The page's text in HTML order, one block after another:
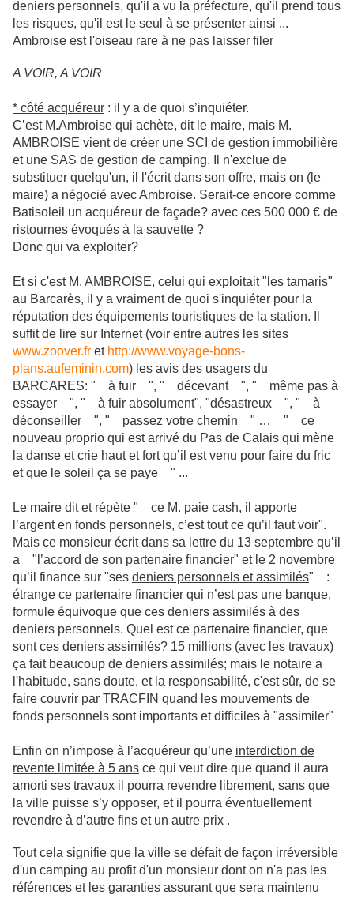
deniers personnels, qu'il a vu la préfecture, qu'il prend tous
les risques , qu'il est le seul à se présenter ainsi ...
Ambroise est l'oiseau rare à ne pas laisser filer
A VOIR, A VOIR
* côté acquéreur : il y a de quoi s’inquiéter.
C’est M.Ambroise qui achète, dit le maire, mais M.
AMBROISE vient de créer une SCI de gestion immobilière
et une SAS de gestion de camping. Il n'exclue de
substituer quelqu'un, il l'écrit dans son offre, mais on (le
maire) a négocié avec Ambroise. Serait-ce encore comme
Batisoleil un acquéreur de façade? avec ces 500 000 € de
ristournes évoqués à la sauvette ?
Donc qui va exploiter?
Et si c'est M. AMBROISE, celui qui exploitait "les tamaris"
au Barcarès, il y a vraiment de quoi s'inquiéter pour la
réputation des équipements touristiques de la station. Il
suffit de lire sur Internet (voir entre autres les sites
www.zoover.fr et http://www.voyage-bons-
plans.aufeminin.com) les avis des usagers du
BARCARES: " à fuir ", " décevant ", " même pas à
essayer ", " à fuir absolument", "désastreux ", " à
déconseiller ", " passez votre chemin " … " ce
nouveau proprio qui est arrivé du Pas de Calais qui mène
la danse et crie haut et fort qu’il est venu pour faire du fric
et que le soleil ça se paye " ...
Le maire dit et répète " ce M. paie cash, il apporte
l’argent en fonds personnels, c’est tout ce qu’il faut voir".
Mais ce monsieur écrit dans sa lettre du 13 septembre qu’il
a "l’accord de son partenaire financier" et le 2 novembre
qu’il finance sur "ses deniers personnels et assimilés" :
étrange ce partenaire financier qui n’est pas une banque,
formule équivoque que ces deniers assimilés à des
deniers personnels. Quel est ce partenaire financier, que
sont ces deniers assimilés? 15 millions (avec les travaux)
ça fait beaucoup de deniers assimilés; mais le notaire a
l'habitude, sans doute, et la responsabilité, c'est sûr, de se
faire couvrir par TRACFIN quand les mouvements de
fonds personnels sont importants et difficiles à "assimiler"
Enfin on n’impose à l’acquéreur qu’une interdiction de
revente limitée à 5 ans ce qui veut dire que quand il aura
amorti ses travaux il pourra revendre librement, sans que
la ville puisse s’y opposer, et il pourra éventuellement
revendre à d’autre fins et un autre prix .
Tout cela signifie que la ville se défait de façon irréversible
d'un camping au profit d'un monsieur dont on n'a pas les
références et les garanties assurant que sera maintenu